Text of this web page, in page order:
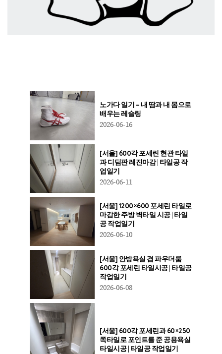
노가다 일기 – 내 땀과 내 몸으로
배우는 레슬링
2026-06-16
[서울] 600각 포세린 현관 타일
과 디딤판 레진마감 | 타일공 작
업일기
2026-06-11
[서울] 1200×600 포세린 타일로
마감한 주방 벽타일 시공 | 타일
공 작업일기
2026-06-10
[서울] 안방욕실 겸 파우더룸
600각 포세린 타일시공 | 타일공
작업일기
2026-06-08
[서울] 600각 포세린과 60×250
쪽타일로 포인트를 준 공용욕실
타일시공 | 타일공 작업일기